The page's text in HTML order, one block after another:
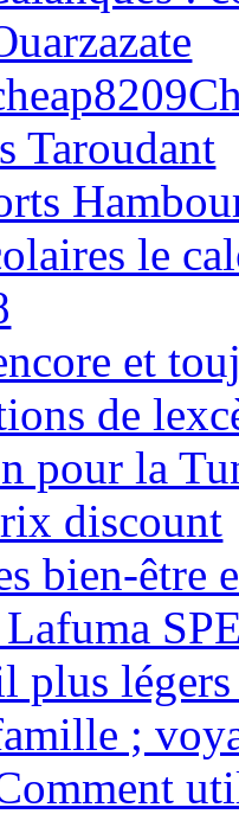
Taroudant
le
et
de
pour la
discount
bien-être
Lafuma
plus
;